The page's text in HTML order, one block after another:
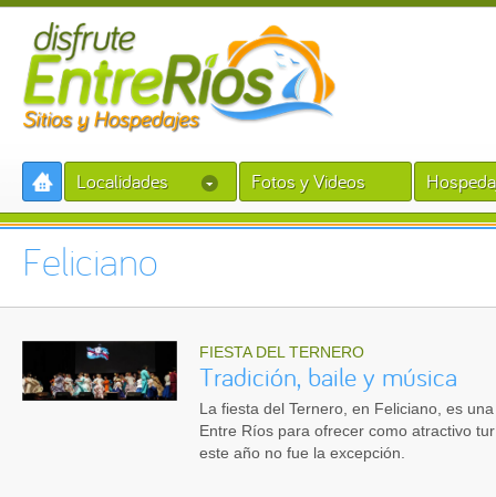
Localidades Fotos y Videos
Feliciano
FIESTA DEL TERNERO
Tradición, baile y música
La fiesta del Ternero, en Feliciano, es
Entre Ríos para ofrecer como atractivo
este año no fue la excepción.